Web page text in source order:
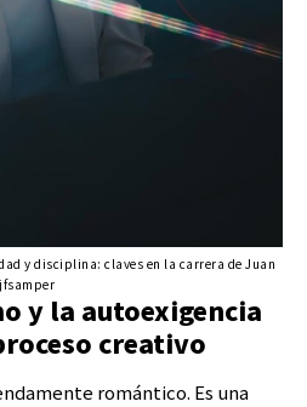
y disciplina: claves en la carrera de Juan
y la autoexigencia
creativo
romántico. Es una